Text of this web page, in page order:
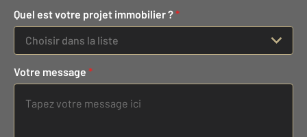
Quel est votre projet immobilier ?*
Choisir dans la liste
Votre message *